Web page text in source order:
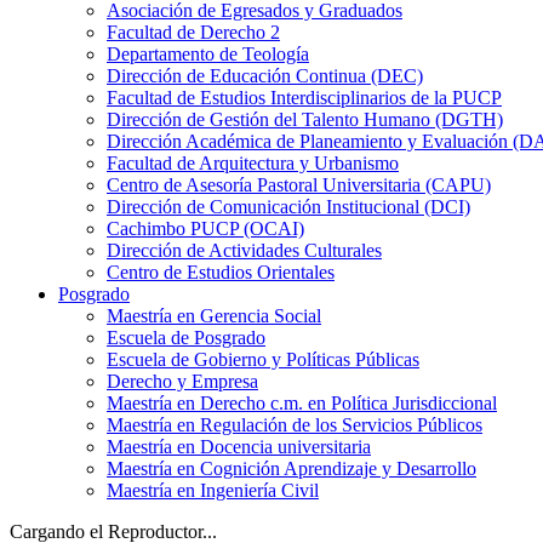
Asociación de Egresados y Graduados
Facultad de Derecho 2
Departamento de Teología
Dirección de Educación Continua (DEC)
Facultad de Estudios Interdisciplinarios de la PUCP
Dirección de Gestión del Talento Humano (DGTH)
Dirección Académica de Planeamiento y Evaluación
Facultad de Arquitectura y Urbanismo
Centro de Asesoría Pastoral Universitaria (CAPU)
Dirección de Comunicación Institucional (DCI)
Cachimbo PUCP (OCAI)
Dirección de Actividades Culturales
Centro de Estudios Orientales
Posgrado
Maestría en Gerencia Social
Escuela de Posgrado
Escuela de Gobierno y Políticas Públicas
Derecho y Empresa
Maestría en Derecho c.m. en Política Jurisdiccional
Maestría en Regulación de los Servicios Públicos
Maestría en Docencia universitaria
Maestría en Cognición Aprendizaje y Desarrollo
Maestría en Ingeniería Civil
Cargando el Reproductor...